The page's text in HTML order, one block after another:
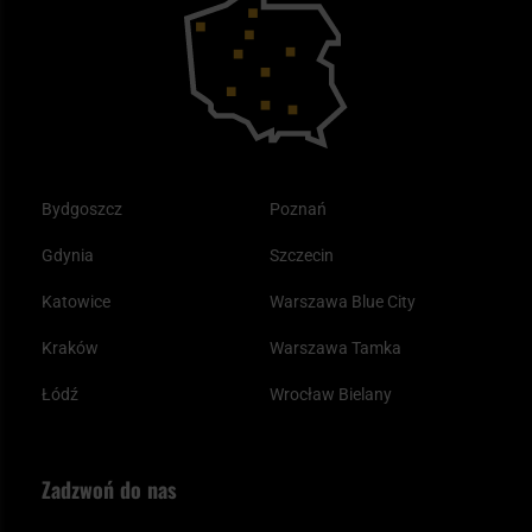
Bydgoszcz
Gdynia
Katowice
Kraków
Łódź
Poznań
Szczecin
Warszawa Blue City
Warszawa Tamka
Wrocław Bielany
Plecak ewakuacyjny preppersa
Zadzwoń do nas